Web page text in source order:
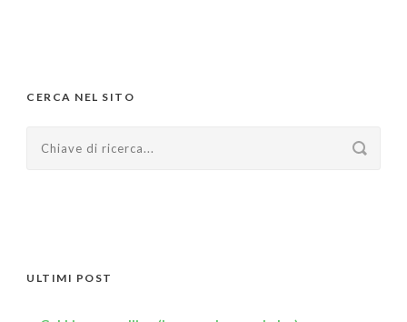
CERCA NEL SITO
ULTIMI POST